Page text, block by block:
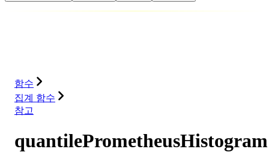
함수
집계 함수
참고
quantilePrometheusHistogram